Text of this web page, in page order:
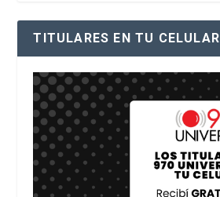
TITULARES EN TU CELULAR